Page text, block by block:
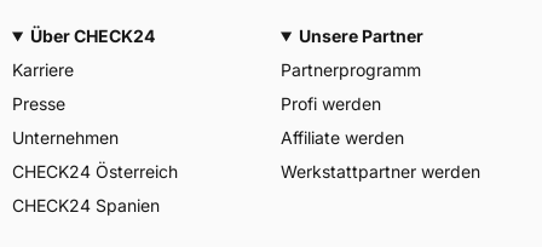
Über CHECK24
Karriere
Presse
Unternehmen
CHECK24 Österreich
CHECK24 Spanien
Unsere Partner
Partnerprogramm
Profi werden
Affiliate werden
Werkstattpartner werden